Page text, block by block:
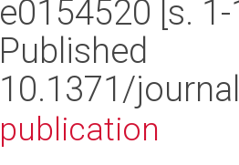
e0154520 [s.
Published
10.1371/
publication